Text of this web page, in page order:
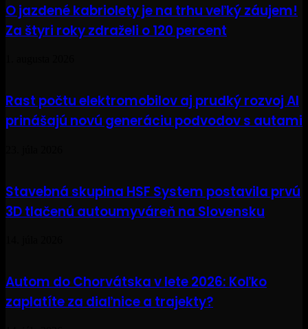
O jazdené kabriolety je na trhu veľký záujem!
Za štyri roky zdraželi o 120 percent
Rast počtu elektromobilov aj prudký rozvoj AI
prinášajú novú generáciu podvodov s autami
Stavebná skupina HSF System postavila prvú
3D tlačenú autoumyváreň na Slovensku
Autom do Chorvátska v lete 2026: Koľko
zaplatíte za diaľnice a trajekty?